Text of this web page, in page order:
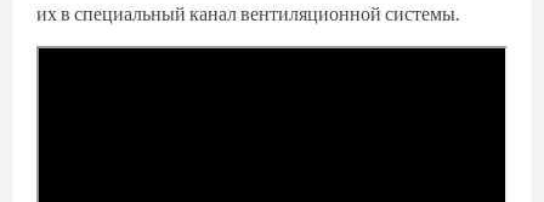
их в специальный канал вентиляционной системы.